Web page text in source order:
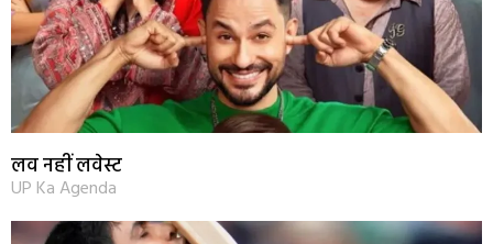
लव नहीं लवेस्ट
UP Ka Agenda